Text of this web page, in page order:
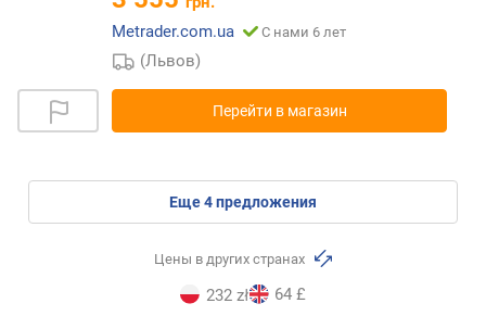
Metrader.com.ua
С нами 6 лет
(Львов)
Перейти в магазин
eще4предложения
Цены в других странах
232 zł 64 £